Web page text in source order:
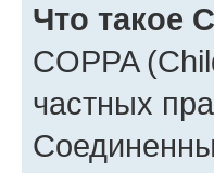
Что такое
COPPA
частных